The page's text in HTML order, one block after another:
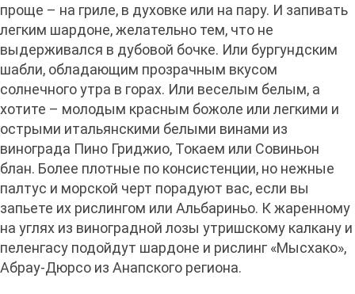
проще – на гриле, в духовке или на пару. И запивать
легким шардоне, желательно тем, что не
выдерживался в дубовой бочке. Или бургундским
шабли, обладающим прозрачным вкусом
солнечного утра в горах. Или веселым белым, а
хотите – молодым красным божоле или легкими и
острыми итальянскими белыми винами из
винограда Пино Гриджио, Токаем или Совиньон
блан. Более плотные по консистенции, но нежные
палтус и морской черт порадуют вас, если вы
запьете их рислингом или Альбариньо. К жаренному
на углях из виноградной лозы утришскому калкану и
пеленгасу подойдут шардоне и рислинг «Мысхако»,
Абрау-Дюрсо из Анапского региона.